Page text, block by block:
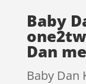
Baby
Dan
Baby Dan